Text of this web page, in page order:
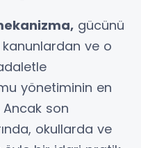
gücünü
ve o
yönetiminin en
Ancak son
okullarda ve